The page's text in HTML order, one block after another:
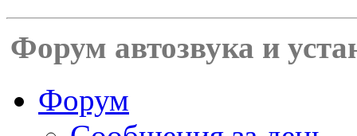
Форум автозвука и
Форум